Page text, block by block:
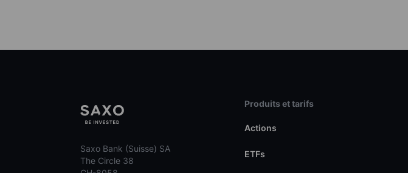
Saxo Bank (Suisse) SA
The Circle 38
Produits et tarifs
Actions
ETFs